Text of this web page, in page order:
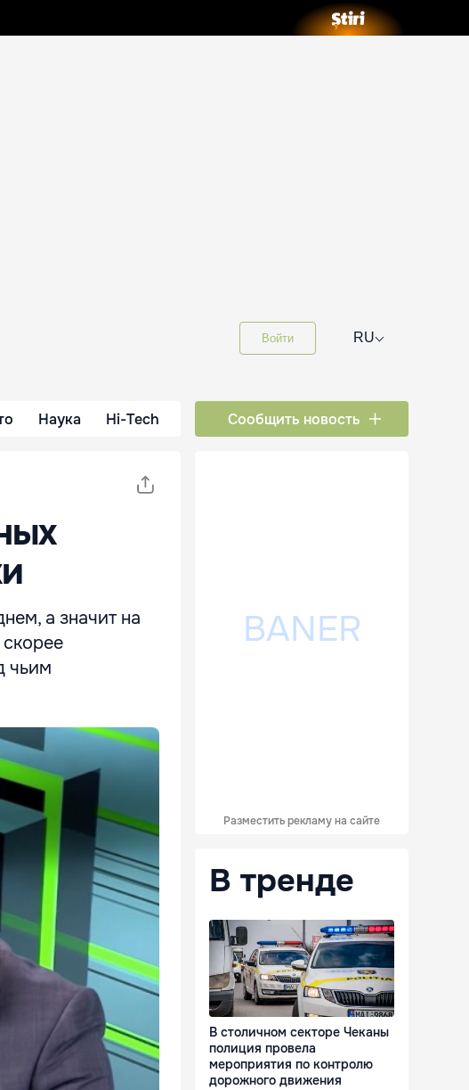
Войти RU⌵
Наука Hi-Tech Сообщить новость
а значит на
чьим
Разместить рекламу на сайте
В тренде
В столичном секторе Чеканы
полиция провела
мероприятия по контролю
дорожного движения